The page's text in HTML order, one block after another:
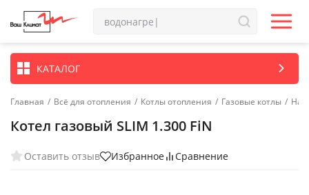
КАТАЛОГ
Главная / Всё для отопления / Котлы отопления / Газовые котлы /
Котел газовый SLIM 1.300 FiN
Оставить отзыв Избранное Сравнение